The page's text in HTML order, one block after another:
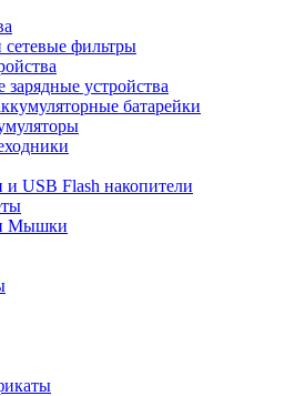
фильтры
устройства
батарейки
USB Flash накопители
Мышки